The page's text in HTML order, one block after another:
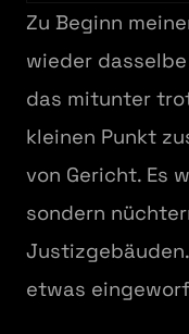
Zu Beginn
wieder
das mitunter
kleinen Punkt
von Gericht. Es
sondern
etwas